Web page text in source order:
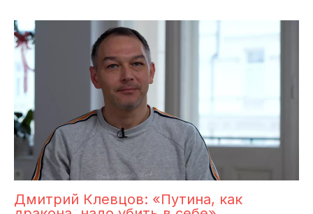
Дмитрий Клевцов: «Путина, как